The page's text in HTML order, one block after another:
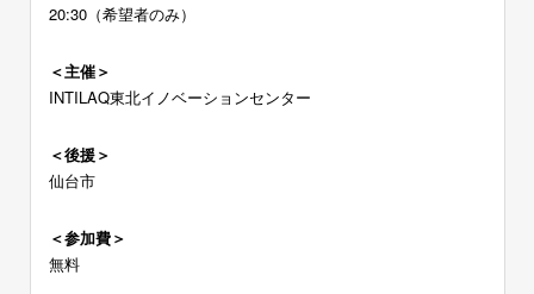
20:30（希望者のみ）
＜主催＞
INTILAQ東北イノベーションセンター
＜後援＞
仙台市
＜参加費＞
無料